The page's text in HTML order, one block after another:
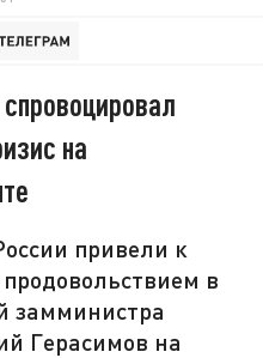
на
привели к
в
замминистра
Герасимов на